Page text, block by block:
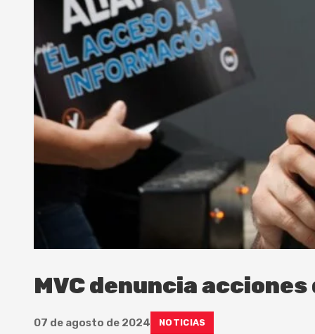
MVC denuncia
07 de agosto de 2024 NOTICIAS